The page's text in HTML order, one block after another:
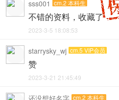
sss001 cm.2 本科生
不错的资料，收藏了
2023-3-5 18:08:53
starrysky_wj cm.5 VIP会员
赞
2023-3-21 21:45:49
还没想好名字 cm.2 本科生